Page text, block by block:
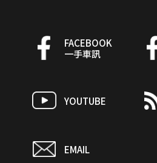
FACEBOOK
一手車訊
YOUTUBE
EMAIL